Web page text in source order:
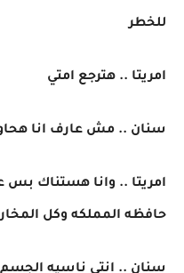
للخطر
امريتا .. هترجع امتي
سنان .. مش عارف انا
امريتا .. وانا هستناك
حافظه المملكه وكل
سنان .. انتي ناسيه